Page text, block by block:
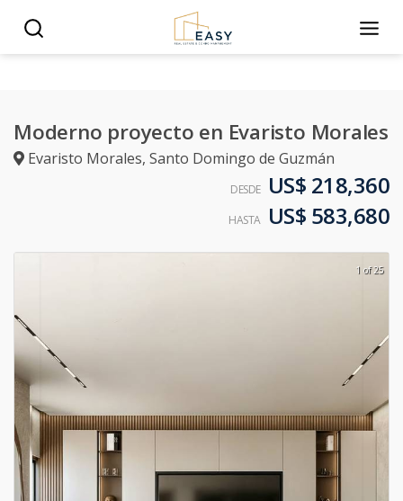
Moderno proyecto en Evaristo Morales
Evaristo Morales, Santo Domingo de Guzmán
DESDE US$ 218,360
HASTA US$ 583,680
1 of 25